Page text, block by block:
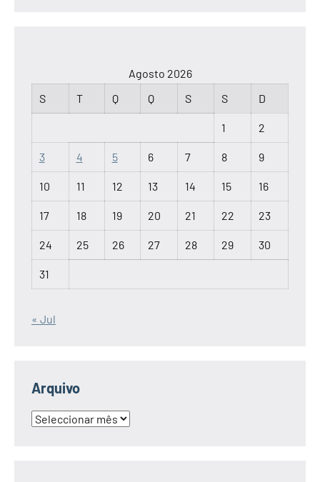
Agosto 2026
S
T Q Q S S D
1 2
3 4 5 6 7 8 9
10 11 12 13 14 15 16
17 18 19 20 21 22 23
24 25 26 27 28 29 30
31
« Jul
Arquivo
Arquivo